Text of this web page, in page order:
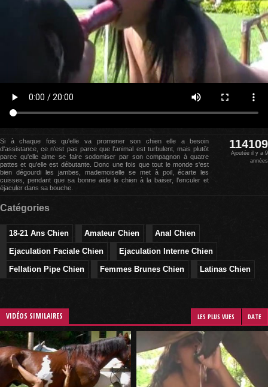
Si à chaque fois qu'elle va promener son chien elle a besoin
d'assistance, ce n'est pas parce que l'animal est turbulent, mais plutôt
parce qu'elle aime se faire sodomiser par son compagnon à quatre
pattes et qu'elle est débutante. Donc une fois que tout le monde s'est
bien dégourdi les jambes, mademoiselle se met à poil, écarte les
cuisses, pendant que sa bonne aide le chien à la baiser, l'enculer et
éjaculer dans sa bouche.
114109
Ajoutée il y a 9
années
Catégories
18-21 Ans Chien Amateur Chien
Anal Chien
Ejaculation Faciale Chien
Ejaculation Interne Chien
Fellation Pipe Chien
Femmes Brunes Chien Latinas Chien
VIDÉOS SIMILAIRES LES PLUS VUES DATE